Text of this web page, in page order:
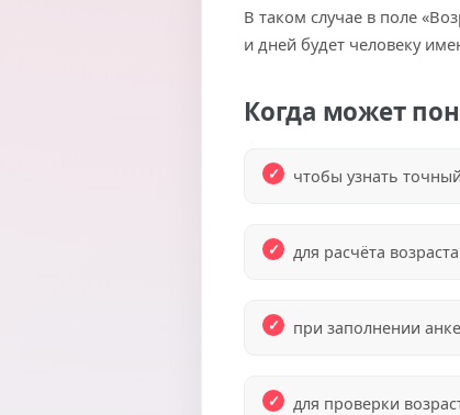
В таком случае в поле
и дней будет человеку
Когда может
чтобы узнать
для расчёта
при заполнении
для проверки